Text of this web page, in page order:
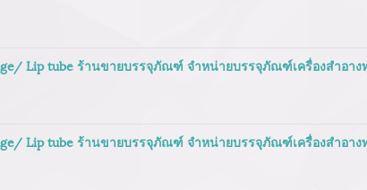
Lip tube ร้านขายบรรจุภัณฑ์ จำหน่ายบรรจุภัณฑ์เครื่องสำอาง
Lip tube ร้านขายบรรจุภัณฑ์ จำหน่ายบรรจุภัณฑ์เครื่องสำอาง